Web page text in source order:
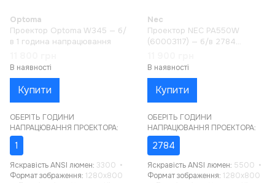
Optoma
Проектор Optoma W345 — б/
в 1 година напрацювання
В наявності
Купити
ОБЕРІТЬ ГОДИНИ
НАПРАЦЮВАННЯ ПРОЕКТОРА:
1
Яскравість ANSI люмен 3300
Формат зображення 1280x800
Nec
Проектор NEC PA550W
(60003117) — б/в 2784
В наявності
Купити
ОБЕРІТЬ ГОДИНИ
НАПРАЦЮВАННЯ ПРОЕКТОРА:
2784
Яскравість ANSI люмен 5500
Формат зображення 1280x800